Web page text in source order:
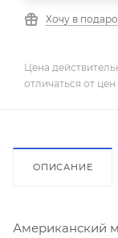
Хочу в
Цена
отличаться от
ОПИСАНИЕ
Американский